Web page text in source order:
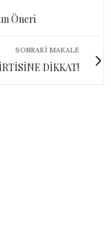
Öneri
SONRAKI MAKALE
DİKKAT!